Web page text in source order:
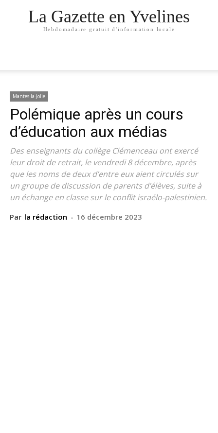
La Gazette en Yvelines
Hebdomadaire gratuit d'information locale
Mantes-la-Jolie
Polémique après un cours
d’éducation aux médias
Des enseignants du collège Clémenceau ont exercé
leur droit de retrait, le vendredi 8 décembre, après
que les noms de deux d’entre eux aient circulés sur
un groupe de discussion de parents d’élèves, suite à
un échange en classe sur le conflit israélo-palestinien.
Par la rédaction - 16 décembre 2023